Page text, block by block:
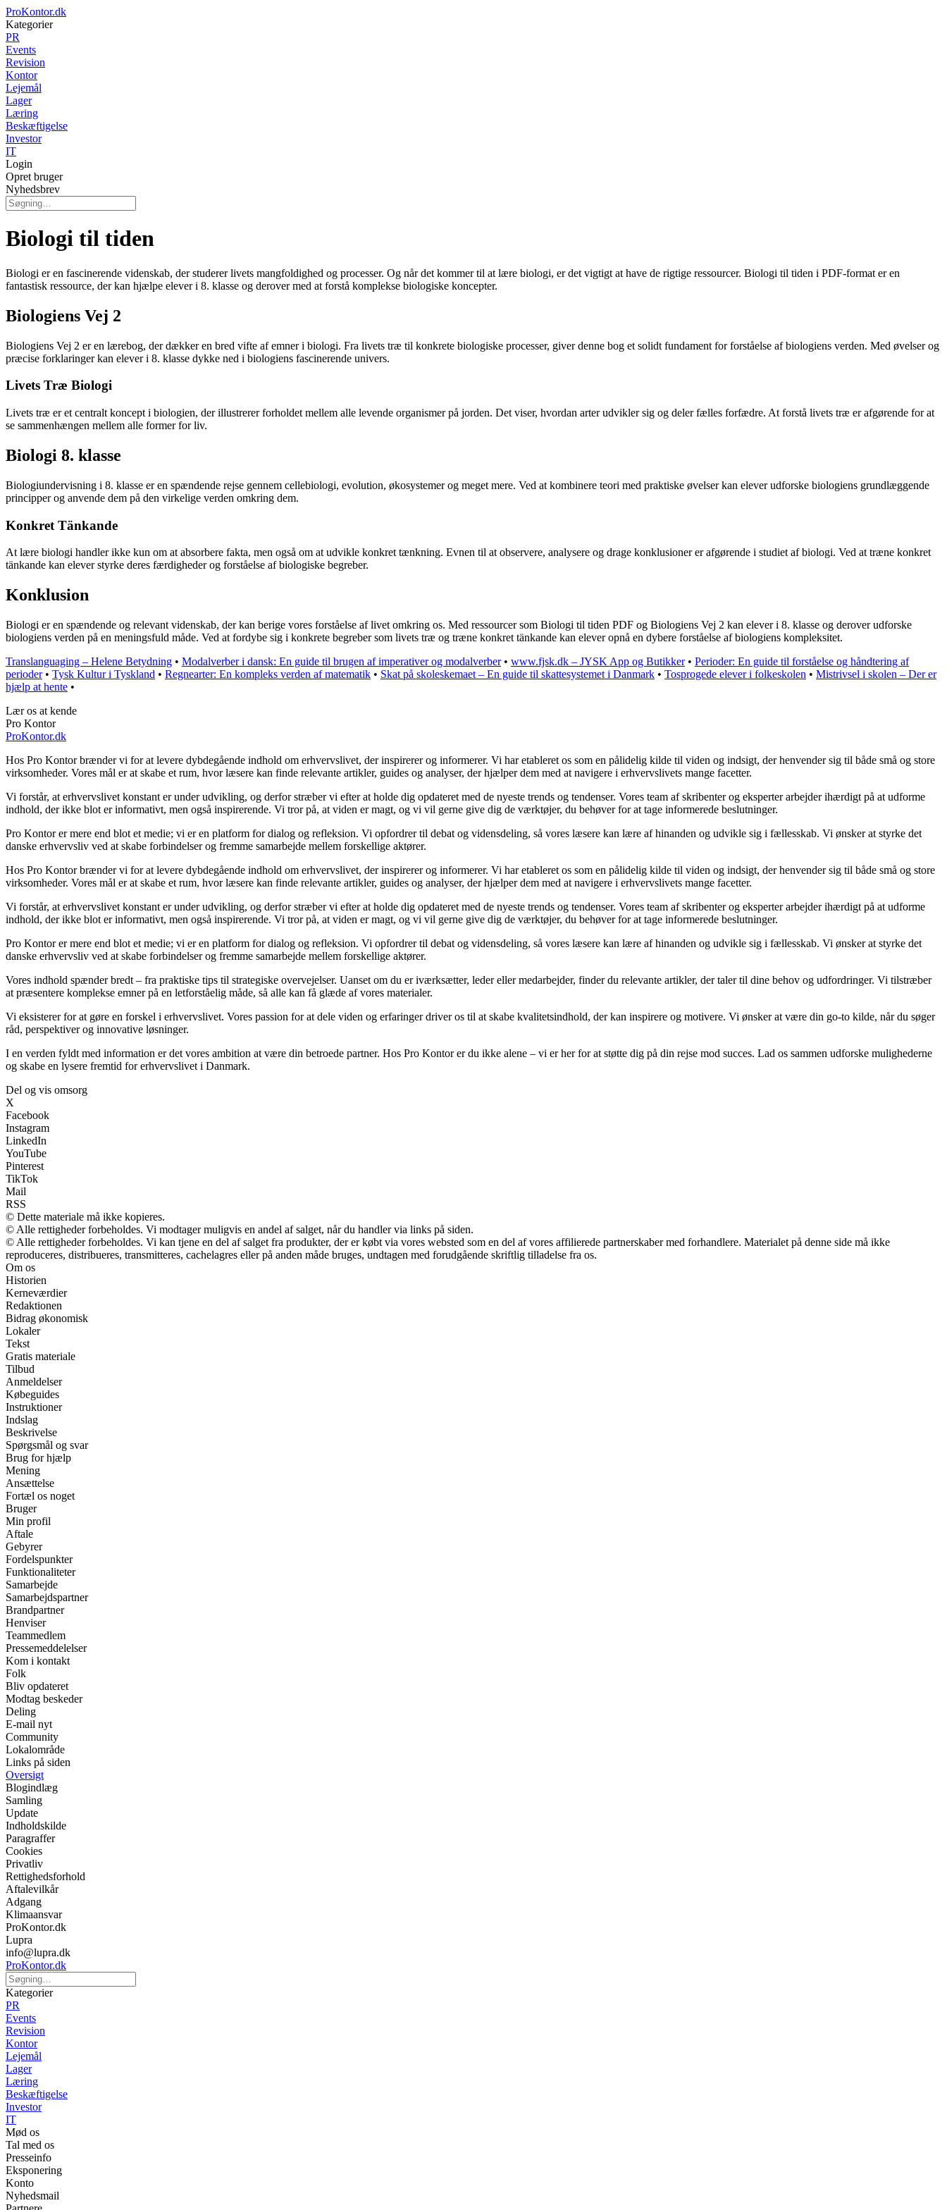
ProKontor.dk
Kategorier
PR
Events
Revision
Kontor
Lejemål
Lager
Læring
Beskæftigelse
Investor
IT
Login
Opret bruger
Nyhedsbrev
Biologi til tiden
Biologi er en fascinerende videnskab, der studerer livets mangfoldighed og processer. Og når det kommer til at lære biologi, er det vigtigt at have de rigtige ressourcer. Biologi til tiden i PDF-format er en
fantastisk ressource, der kan hjælpe elever i 8. klasse og derover med at forstå komplekse biologiske koncepter.
Biologiens Vej 2
Biologiens Vej 2 er en lærebog, der dækker en bred vifte af emner i biologi. Fra livets træ til konkrete biologiske processer, giver denne bog et solidt fundament for forståelse af biologiens verden. Med øvelser og
præcise forklaringer kan elever i 8. klasse dykke ned i biologiens fascinerende univers.
Livets Træ Biologi
Livets træ er et centralt koncept i biologien, der illustrerer forholdet mellem alle levende organismer på jorden. Det viser, hvordan arter udvikler sig og deler fælles forfædre. At forstå livets træ er afgørende for at
se sammenhængen mellem alle former for liv.
Biologi 8. klasse
Biologiundervisning i 8. klasse er en spændende rejse gennem cellebiologi, evolution, økosystemer og meget mere. Ved at kombinere teori med praktiske øvelser kan elever udforske biologiens grundlæggende
principper og anvende dem på den virkelige verden omkring dem.
Konkret Tänkande
At lære biologi handler ikke kun om at absorbere fakta, men også om at udvikle konkret tænkning. Evnen til at observere, analysere og drage konklusioner er afgørende i studiet af biologi. Ved at træne konkret
tänkande kan elever styrke deres færdigheder og forståelse af biologiske begreber.
Konklusion
Biologi er en spændende og relevant videnskab, der kan berige vores forståelse af livet omkring os. Med ressourcer som Biologi til tiden PDF og Biologiens Vej 2 kan elever i 8. klasse og derover udforske
biologiens verden på en meningsfuld måde. Ved at fordybe sig i konkrete begreber som livets træ og træne konkret tänkande kan elever opnå en dybere forståelse af biologiens kompleksitet.
Translanguaging – Helene Betydning • Modalverber i dansk: En guide til brugen af ​​imperativer og modalverber• www.fjsk.dk – JYSK App og Butikker• Perioder: En guide til forståelse og håndtering af
perioder• Tysk Kultur i Tyskland • Regnearter: En kompleks verden af matematik • Skat på skoleskemaet – En guide til skattesystemet i Danmark • Tosprogede elever i folkeskolen • Mistrivsel i skolen – Der er
hjælp at hente •
Lær os at kende
Pro Kontor
ProKontor.dk
Hos Pro Kontor brænder vi for at levere dybdegående indhold om erhvervslivet, der inspirerer og informerer. Vi har etableret os som en pålidelig kilde til viden og indsigt, der henvender sig til både små og store
virksomheder. Vores mål er at skabe et rum, hvor læsere kan finde relevante artikler, guides og analyser, der hjælper dem med at navigere i erhvervslivets mange facetter.
Vi forstår, at erhvervslivet konstant er under udvikling, og derfor stræber vi efter at holde dig opdateret med de nyeste trends og tendenser. Vores team af skribenter og eksperter arbejder ihærdigt på at udforme
indhold, der ikke blot er informativt, men også inspirerende. Vi tror på, at viden er magt, og vi vil gerne give dig de værktøjer, du behøver for at tage informerede beslutninger.
Pro Kontor er mere end blot et medie; vi er en platform for dialog og refleksion. Vi opfordrer til debat og vidensdeling, så vores læsere kan lære af hinanden og udvikle sig i fællesskab. Vi ønsker at styrke det
danske erhvervsliv ved at skabe forbindelser og fremme samarbejde mellem forskellige aktører.
Hos Pro Kontor brænder vi for at levere dybdegående indhold om erhvervslivet, der inspirerer og informerer. Vi har etableret os som en pålidelig kilde til viden og indsigt, der henvender sig til både små og store
virksomheder. Vores mål er at skabe et rum, hvor læsere kan finde relevante artikler, guides og analyser, der hjælper dem med at navigere i erhvervslivets mange facetter.
Vi forstår, at erhvervslivet konstant er under udvikling, og derfor stræber vi efter at holde dig opdateret med de nyeste trends og tendenser. Vores team af skribenter og eksperter arbejder ihærdigt på at udforme
indhold, der ikke blot er informativt, men også inspirerende. Vi tror på, at viden er magt, og vi vil gerne give dig de værktøjer, du behøver for at tage informerede beslutninger.
Pro Kontor er mere end blot et medie; vi er en platform for dialog og refleksion. Vi opfordrer til debat og vidensdeling, så vores læsere kan lære af hinanden og udvikle sig i fællesskab. Vi ønsker at styrke det
danske erhvervsliv ved at skabe forbindelser og fremme samarbejde mellem forskellige aktører.
Vores indhold spænder bredt – fra praktiske tips til strategiske overvejelser. Uanset om du er iværksætter, leder eller medarbejder, finder du relevante artikler, der taler til dine behov og udfordringer. Vi tilstræber
at præsentere komplekse emner på en letforståelig måde, så alle kan få glæde af vores materialer.
Vi eksisterer for at gøre en forskel i erhvervslivet. Vores passion for at dele viden og erfaringer driver os til at skabe kvalitetsindhold, der kan inspirere og motivere. Vi ønsker at være din go-to kilde, når du søger
råd, perspektiver og innovative løsninger.
I en verden fyldt med information er det vores ambition at være din betroede partner. Hos Pro Kontor er du ikke alene – vi er her for at støtte dig på din rejse mod succes. Lad os sammen udforske mulighederne
og skabe en lysere fremtid for erhvervslivet i Danmark.
Del og vis omsorg
X
Facebook
Instagram
LinkedIn
YouTube
Pinterest
TikTok
Mail
RSS
© Dette materiale må ikke kopieres.
© Alle rettigheder forbeholdes. Vi modtager muligvis en andel af salget, når du handler via links på siden.
© Alle rettigheder forbeholdes. Vi kan tjene en del af salget fra produkter, der er købt via vores websted som en del af vores affilierede partnerskaber med forhandlere. Materialet på denne side må ikke
reproduceres, distribueres, transmitteres, cachelagres eller på anden måde bruges, undtagen med forudgående skriftlig tilladelse fra os.
Om os
Historien
Kerneværdier
Redaktionen
Bidrag økonomisk
Lokaler
Tekst
Gratis materiale
Tilbud
Anmeldelser
Købeguides
Instruktioner
Indslag
Beskrivelse
Spørgsmål og svar
Brug for hjælp
Mening
Ansættelse
Fortæl os noget
Bruger
Min profil
Aftale
Gebyrer
Fordelspunkter
Funktionaliteter
Samarbejde
Samarbejdspartner
Brandpartner
Henviser
Teammedlem
Pressemeddelelser
Kom i kontakt
Folk
Bliv opdateret
Modtag beskeder
Deling
E-mail nyt
Community
Lokalområde
Links på siden
Oversigt
Blogindlæg
Samling
Update
Indholdskilde
Paragraffer
Cookies
Privatliv
Rettighedsforhold
Aftalevilkår
Adgang
Klimaansvar
ProKontor.dk
Lupra
info@lupra.dk
ProKontor.dk
Kategorier
PR
Events
Revision
Kontor
Lejemål
Lager
Læring
Beskæftigelse
Investor
IT
Mød os
Tal med os
Presseinfo
Eksponering
Konto
Nyhedsmail